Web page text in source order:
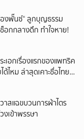
งพั๊นซ์“ ลูกบุญธรรม
อกกลางดึก ทำใจหาย!
อกเรื่องแรกของแพทริค
ไหม ล่าสุดเคาะชื่อไทย
สแฉขบวนการผ้าไตร
เข้าพรรษา